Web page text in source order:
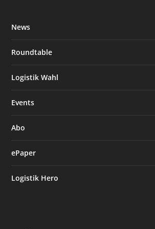
News
Roundtable
Logistik Wahl
Events
Abo
ePaper
Logistik Hero